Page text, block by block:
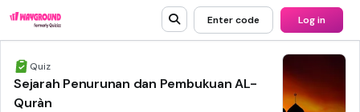
Enter code Log in
Quiz
Sejarah Penurunan dan Pembukuan AL-
Quràn